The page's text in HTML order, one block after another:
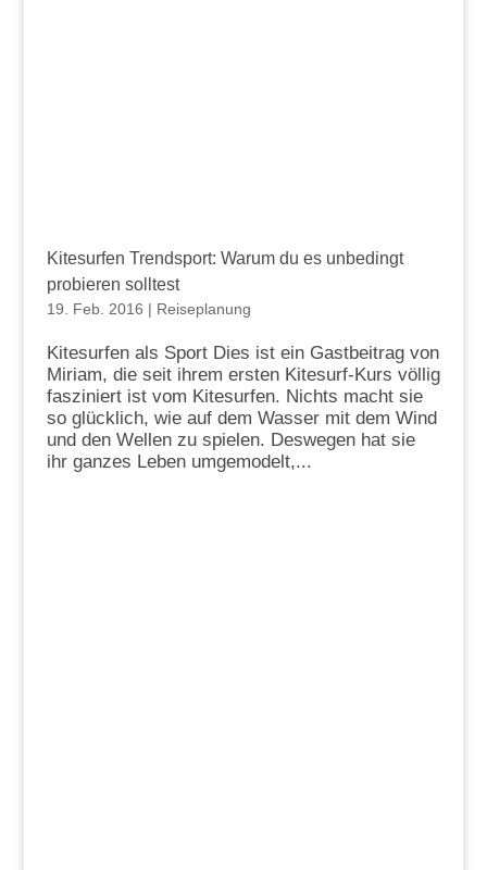
Kitesurfen Trendsport: Warum du es unbedingt
probieren solltest
19. Feb. 2016 | Reiseplanung
Kitesurfen als Sport Dies ist ein Gastbeitrag von
Miriam, die seit ihrem ersten Kitesurf-Kurs völlig
fasziniert ist vom Kitesurfen. Nichts macht sie
so glücklich, wie auf dem Wasser mit dem Wind
und den Wellen zu spielen. Deswegen hat sie
ihr ganzes Leben umgemodelt,...